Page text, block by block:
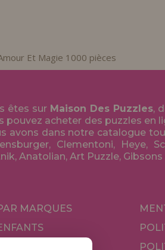
Et Magie 1000 pièces
êtes sur Maison Des Puzzles,
pouvez acheter des puzzles en
avons dans notre catalogue
Clementoni, Heye,
Anatolian, Art Puzzle,
MARQUES